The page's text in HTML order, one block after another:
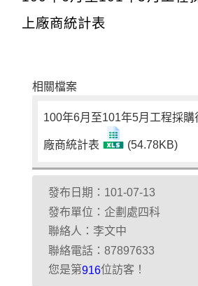
上廠商統計表
相關檔案
100年6月至101年5月工程採購
廠商統計表 (54.78KB)
發布日期：101-07-13
發布單位：企劃處四科
聯絡人：李文中
聯絡電話：87897633
您是第916位訪客！